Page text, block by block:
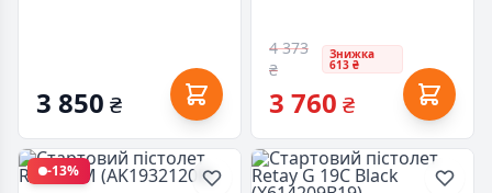
3 850 ₴
4 373
₴
Знижка
613 ₴
3 760 ₴
-13%